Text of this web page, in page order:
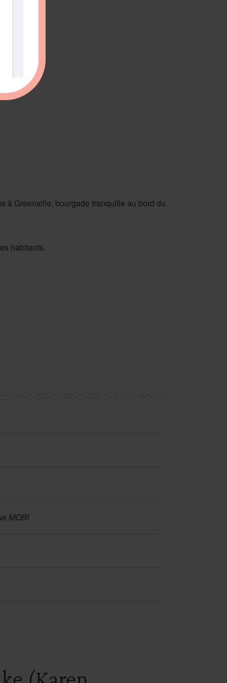
à Greenville, bourgade tranquille au bord du
habitants.
MOBI